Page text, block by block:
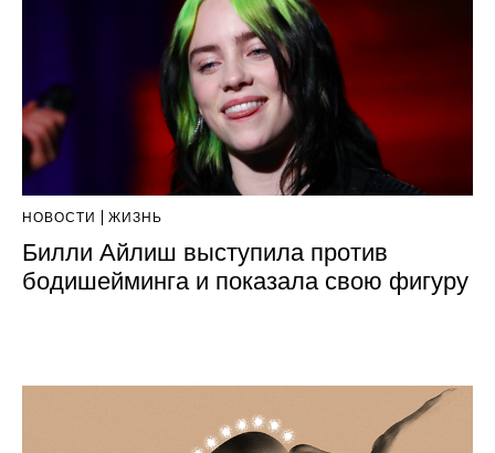
НОВОСТИ ЖИЗНЬ
Билли Айлиш выступила против
бодишейминга и показала свою фигуру